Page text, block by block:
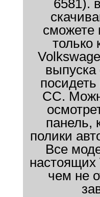
6581).
сможете
только
выпуска
CC.
панель,
полики
Все
настоящих
чем не